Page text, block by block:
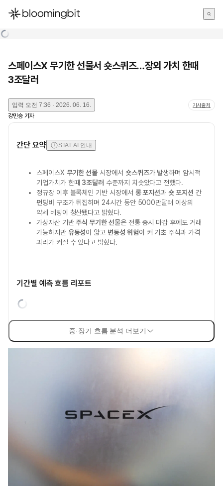
한국어
스페이스X 무기한 선물서 숏스퀴즈…장외 가치 한때
3조달러
입력 오전 7:36 · 2026. 06. 16. 기사출처
강민승 기자
간단 요약 STAT AI 안내
스페이스X 무기한 선물 시장에서 숏스퀴즈가 발생하며 암시적
기업가치가 한때 3조달러 수준까지 치솟았다고 전했다.
정규장 이후 블록체인 기반 시장에서 롱 포지션과숏 포지션 간
펀딩비
구조가 뒤집히며 24시간 동안 5000만달러 이상의
약세 베팅이 청산됐다고 밝혔다.
가상자산 기반주식 무기한 선물은 전통 증시 마감 후에도 거래
가능하지만 유동성이 얇고 변동성 위험이 커 기초 주식과 가격
괴리가 커질 수 있다고 밝혔다.
기간별 예측 흐름 리포트
중·장기 흐름 분석 더보기